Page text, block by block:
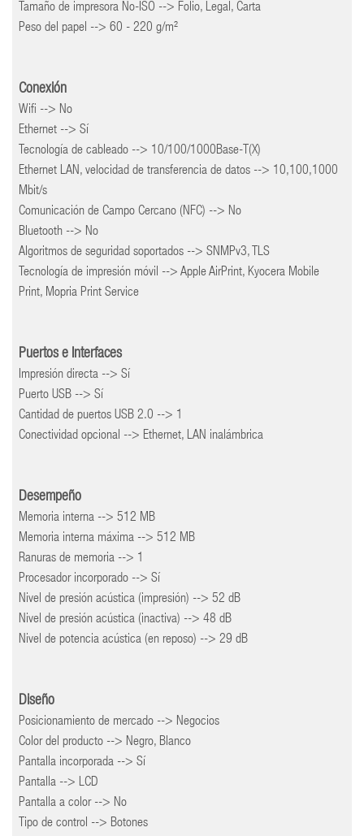
Tamaño de impresora No-ISO --> Folio, Legal, Carta
Peso del papel --> 60 - 220 g/m²
Conexión
Wifi --> No
Ethernet --> Sí
Tecnología de cableado --> 10/100/1000Base-T(X)
Ethernet LAN, velocidad de transferencia de datos --> 10,100,1000
Mbit/s
Comunicación de Campo Cercano (NFC) --> No
Bluetooth --> No
Algoritmos de seguridad soportados --> SNMPv3, TLS
Tecnología de impresión móvil --> Apple AirPrint, Kyocera Mobile
Print, Mopria Print Service
Puertos e Interfaces
Impresión directa --> Sí
Puerto USB --> Sí
Cantidad de puertos USB 2.0 --> 1
Conectividad opcional --> Ethernet, LAN inalámbrica
Desempeño
Memoria interna --> 512 MB
Memoria interna máxima --> 512 MB
Ranuras de memoria --> 1
Procesador incorporado --> Sí
Nivel de presión acústica (impresión) --> 52 dB
Nivel de presión acústica (inactiva) --> 48 dB
Nivel de potencia acústica (en reposo) --> 29 dB
Diseño
Posicionamiento de mercado --> Negocios
Color del producto --> Negro, Blanco
Pantalla incorporada --> Sí
Pantalla --> LCD
Pantalla a color --> No
Tipo de control --> Botones